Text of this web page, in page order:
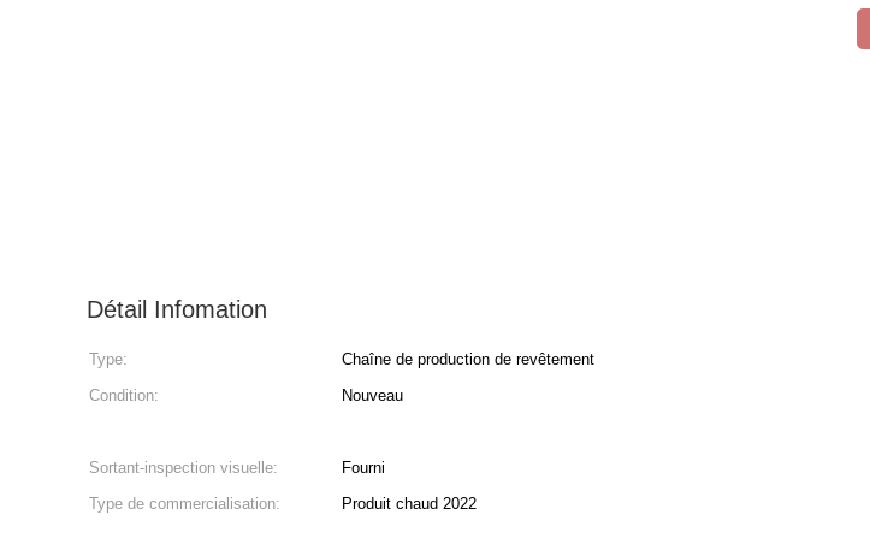
Détail Infomation
Type: Chaîne de production de revêtement
Condition:
Nouveau
Sortant-inspection visuelle:
Fourni
Type de commercialisation:
Produit chaud 2022